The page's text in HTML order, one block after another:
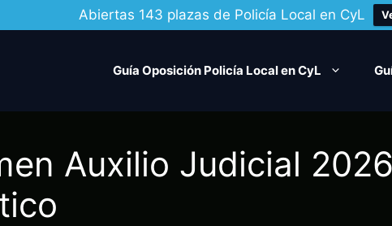
Abiertas 143 plazas de Policía Local en CyL
Guía Oposición Policía Local en CyL
Auxilio Judicial